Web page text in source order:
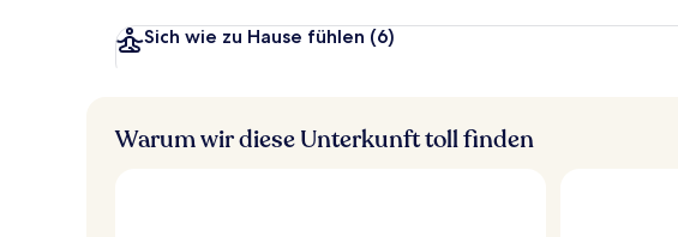
Sich wie zu Hause fühlen (6)
Warum wir diese Unterkunft toll finden